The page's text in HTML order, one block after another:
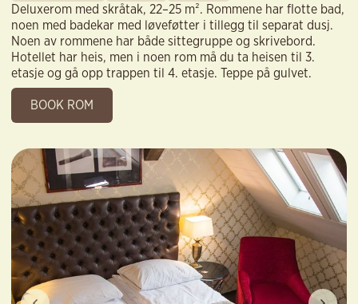
Deluxerom med skråtak, 22–25 m². Rommene har flotte bad,
noen med badekar med løveføtter i tillegg til separat dusj.
Noen av rommene har både sittegruppe og skrivebord.
Hotellet har heis, men i noen rom må du ta heisen til 3.
etasje og gå opp trappen til 4. etasje. Teppe på gulvet.
BOOK ROM